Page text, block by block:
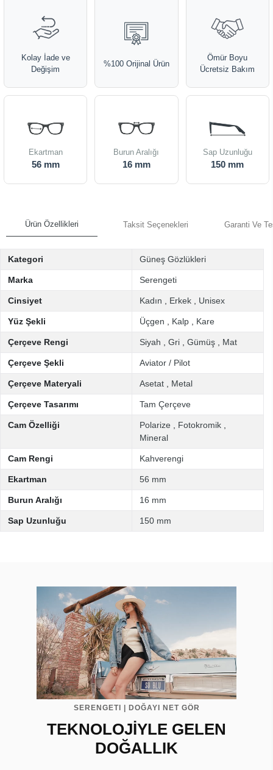
Kolay İade ve
Değişim
%100 Orijinal Ürün
Ömür Boyu
Ücretsiz Bakım
Ekartman
56 mm
Burun Aralığı
16 mm
Sap Uzunluğu
150 mm
Ürün Özellikleri Taksit Seçenekleri Garanti Ve
Kategori Güneş Gözlükleri
Marka Serengeti
Cinsiyet Kadın Erkek Unisex
Yüz Şekli Üçgen Kalp Kare
Çerçeve Rengi Siyah Gri Gümüş Mat
Çerçeve Şekli Aviator / Pilot
Çerçeve Materyali Asetat Metal
Çerçeve Tasarımı Tam Çerçeve
Cam Özelliği Polarize Fotokromik
Mineral
Cam Rengi Kahverengi
Ekartman 56 mm
Burun Aralığı 16 mm
Sap Uzunluğu 150 mm
SERENGETI | DOĞAYI NET GÖR
TEKNOLOJİYLE GELEN
DOĞALLIK